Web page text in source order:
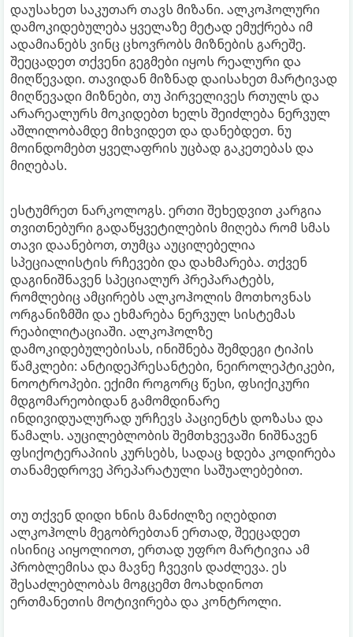
დაუსახეთ საკუთარ თავს მიზანი. ალკოჰოლური
დამოკიდებულება ყველაზე მეტად ემუქრება იმ
ადამიანებს ვინც ცხოვრობს მიზნების გარეშე.
შეეცადეთ თქვენი გეგმები იყოს რეალური და
მიღწევადი. თავიდან მიზნად დაისახეთ მარტივად
მიღწევადი მიზნები, თუ პირველივეს რთულს და
არარეალურს მოკიდებთ ხელს შეიძლება ნერვულ
აშლილობამდე მიხვიდეთ და დანებდეთ. ნუ
მოინდომებთ ყველაფრის უცბად გაკეთებას და
მიღებას.
ესტუმრეთ ნარკოლოგს. ერთი შეხედვით კარგია
თვითნებური გადაწყვეტილების მიღება რომ სმას
თავი დაანებოთ, თუმცა აუცილებელია
სპეციალისტის რჩევები და დახმარება. თქვენ
დაგინიშნავენ სპეციალურ პრეპარატებს,
რომლებიც ამცირებს ალკოჰოლის მოთხოვნას
ორგანიზმში და ეხმარება ნერვულ სისტემას
რეაბილიტაციაში. ალკოჰოლზე
დამოკიდებულებისას, ინიშნება შემდეგი ტიპის
წამკლები: ანტიდეპრესანტები, ნეიროლეპტიკები,
ნოოტროპები. ექიმი როგორც წესი, ფსიქიკური
მდგომარეობიდან გამომდინარე
ინდივიდუალურად ურჩევს პაციენტს დოზასა და
წამალს. აუცილებლობის შემთხვევაში ნიშნავენ
ფსიქოტერაპიის კურსებს, სადაც ხდება კოდირება
თანამედროვე პრეპარატული საშუალებებით.
თუ თქვენ დიდი ხნის მანძილზე იღებდით
ალკოჰოლს მეგობრებთან ერთად, შეეცადეთ
ისინიც აიყოლიოთ, ერთად უფრო მარტივია ამ
პრობლემისა და მავნე ჩვევის დაძლევა. ეს
შესაძლებლობას მოგცემთ მოახდინოთ
ერთმანეთის მოტივირება და კონტროლი.